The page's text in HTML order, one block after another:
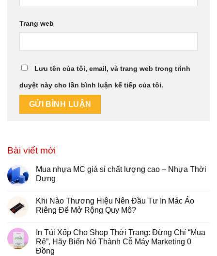
Trang web
Lưu tên của tôi, email, và trang web trong trình
duyệt này cho lần bình luận kế tiếp của tôi.
Bài viết mới
Mua nhựa MC giá sỉ chất lượng cao – Nhựa Thời
Dựng
Khi Nào Thương Hiệu Nên Đầu Tư In Mác Áo
Riêng Để Mở Rộng Quy Mô?
In Túi Xốp Cho Shop Thời Trang: Đừng Chỉ “Mua
Rẻ”, Hãy Biến Nó Thành Cỗ Máy Marketing 0
Đồng